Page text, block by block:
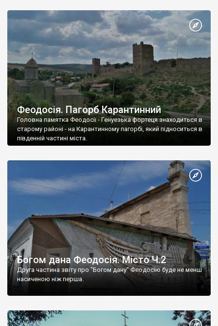
Феодосія. Пагорб Карантинний
Головна памятка Феодосії - Генуезька фортеця знаходиться в
старому районі - на Карантинному пагорбі, який підноситься в
південній частині міста.
Богом дана Феодосія. Місто Ч.2
Друга частина звіту про "Богом дану" Феодосію буде не менш
насиченою ніж перша.